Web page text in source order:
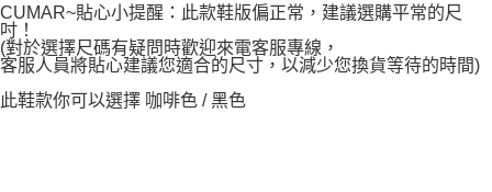
CUMAR~貼心小提醒：此款鞋版偏正常，建議選購平常的尺
吋！
(對於選擇尺碼有疑問時歡迎來電客服專線，
客服人員將貼心建議您適合的尺寸，以減少您換貨等待的時間)
此鞋款你可以選擇 咖啡色 / 黑色